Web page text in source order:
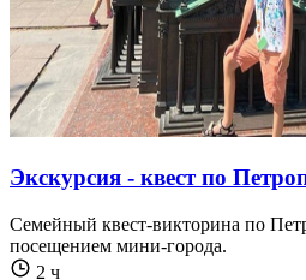
Экскурсия - квест по
Семейный квест-викторина по
посещением мини-города.
2 ч